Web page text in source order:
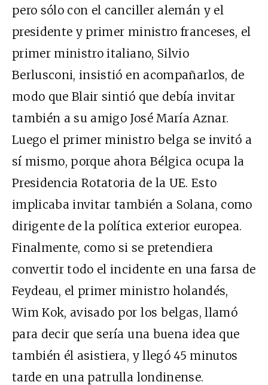
pero sólo con el canciller alemán y el
presidente y primer ministro franceses, el
primer ministro italiano, Silvio
Berlusconi, insistió en acompañarlos, de
modo que Blair sintió que debía invitar
también a su amigo José María Aznar.
Luego el primer ministro belga se invitó a
sí mismo, porque ahora Bélgica ocupa la
Presidencia Rotatoria de la UE. Esto
implicaba invitar también a Solana, como
dirigente de la política exterior europea.
Finalmente, como si se pretendiera
convertir todo el incidente en una farsa de
Feydeau, el primer ministro holandés,
Wim Kok, avisado por los belgas, llamó
para decir que sería una buena idea que
también él asistiera, y llegó 45 minutos
tarde en una patrulla londinense.